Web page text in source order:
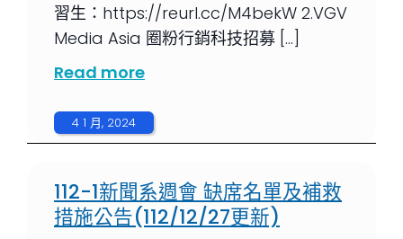
習生：https://reurl.cc/M4bekW 2.VGV
Media Asia 圈粉行銷科技招募 […]
Read more
4 1 月, 2024
112-1新聞系週會 缺席名單及補救
措施公告(112/12/27更新)